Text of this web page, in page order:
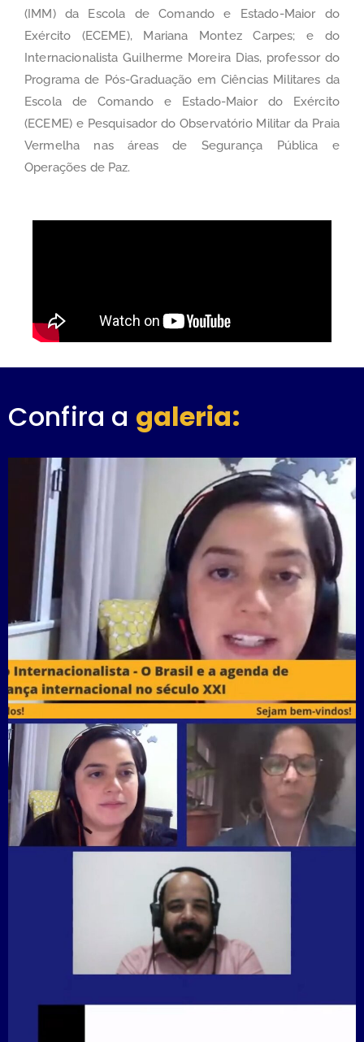
(IMM) da Escola de Comando e Estado-Maior do
Exército (ECEME), Mariana Montez Carpes; e do
Internacionalista Guilherme Moreira Dias, professor do
Programa de Pós-Graduação em Ciências Militares da
Escola de Comando e Estado-Maior do Exército
(ECEME) e Pesquisador do Observatório Militar da Praia
Vermelha nas áreas de Segurança Pública e
Operações de Paz.
Confira a galeria: